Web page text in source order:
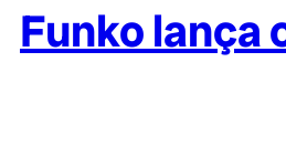
Funko lança